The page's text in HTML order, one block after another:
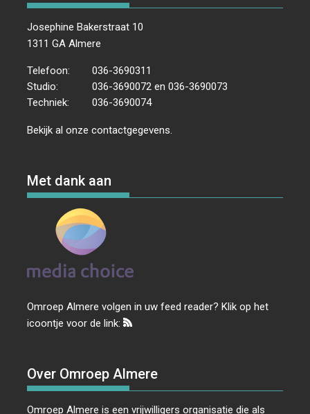
Josephine Bakerstraat 10
1311 GA Almere
Telefoon:
036-3690311
Studio:
036-3690072 en 036-3690073
Techniek:
036-3690074
Bekijk al onzecontactgegevens
Met dank aan
Omroep Almere volgen in uw feed reader? Klik op het
icoontje voor de link:
Over Omroep Almere
Omroep Almere is een vrijwilligers organisatie die als